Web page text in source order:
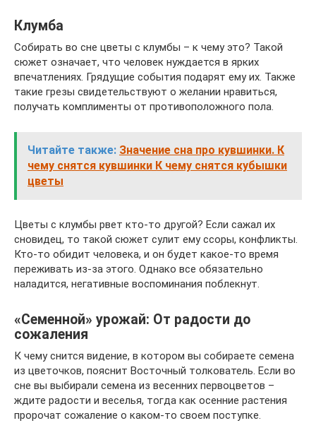
Клумба
Собирать во сне цветы с клумбы – к чему это? Такой
сюжет означает, что человек нуждается в ярких
впечатлениях. Грядущие события подарят ему их. Также
такие грезы свидетельствуют о желании нравиться,
получать комплименты от противоположного пола.
Читайте также: Значение сна про кувшинки. К
чему снятся кувшинки К чему снятся кубышки
цветы
Цветы с клумбы рвет кто-то другой? Если сажал их
сновидец, то такой сюжет сулит ему ссоры, конфликты.
Кто-то обидит человека, и он будет какое-то время
переживать из-за этого. Однако все обязательно
наладится, негативные воспоминания поблекнут.
«Семенной» урожай: От радости до
сожаления
К чему снится видение, в котором вы собираете семена
из цветочков, пояснит Восточный толкователь. Если во
сне вы выбирали семена из весенних первоцветов –
ждите радости и веселья, тогда как осенние растения
пророчат сожаление о каком-то своем поступке.